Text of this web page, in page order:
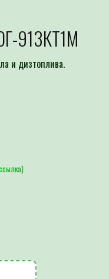
913КТ1М
и дизтоплива.